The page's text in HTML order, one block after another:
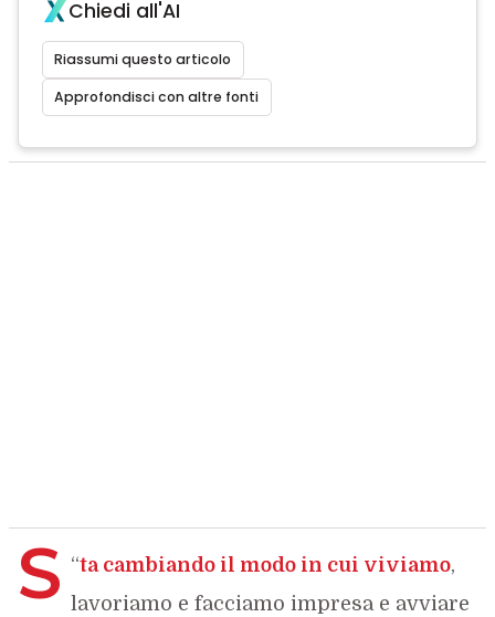
Chiedi all'AI
Riassumi questo articolo
Approfondisci con altre fonti
“
S ta cambiando il modo in cui viviamo,
lavoriamo e facciamo impresa e avviare